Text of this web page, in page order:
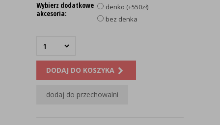
Wybierz dodatkowe
akcesoria:
denko (+550zł)
bez denka
DODAJ DO KOSZYKA
dodaj do przechowalni